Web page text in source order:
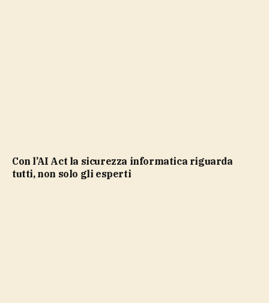
Con l’AI Act la sicurezza informatica riguarda
tutti, non solo gli esperti